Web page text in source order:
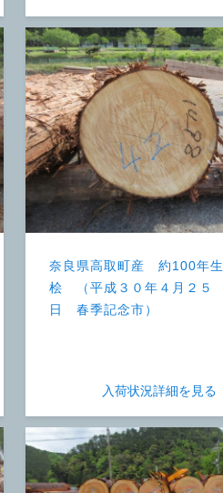
奈良県高取町産 約100年生
桧 （平成３０年４月２５
日 春季記念市）
入荷状況詳細を見る